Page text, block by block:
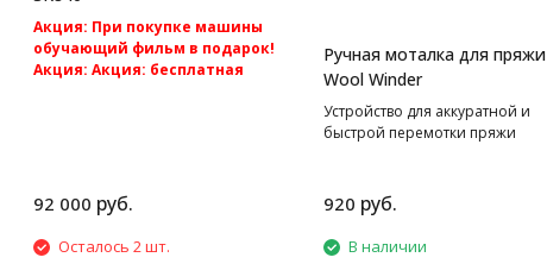
Акция: При покупке машины
обучающий фильм в подарок!
Акция: Акция: бесплатная
92 000 руб.
Осталось 2 шт.
Ручная моталка для пряжи
Wool Winder
Устройство для аккуратной и
быстрой перемотки пряжи
920 руб.
В наличии